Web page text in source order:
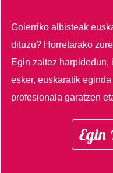
Goierriko albisteak
dituzu? Horretarako
Egin zaitez
esker, euskaratik
profesionala garatzen
Egin